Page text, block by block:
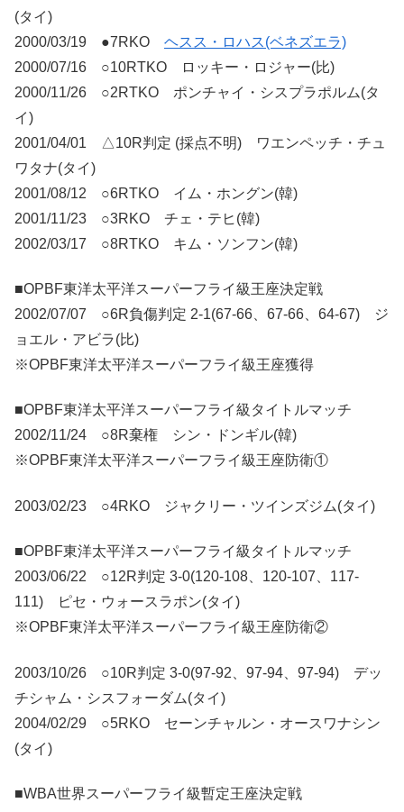
(タイ)
2000/03/19 ●7RKO ヘスス・ロハス(ベネズエラ)
2000/07/16 ○10RTKO ロッキー・ロジャー(比)
2000/11/26 ○2RTKO ポンチャイ・シスプラポルム(タ
イ)
2001/04/01 △10R判定 (採点不明) ワエンペッチ・チュ
ワタナ(タイ)
2001/08/12 ○6RTKO イム・ホングン(韓)
2001/11/23 ○3RKO チェ・テヒ(韓)
2002/03/17 ○8RTKO キム・ソンフン(韓)
■OPBF東洋太平洋スーパーフライ級王座決定戦
2002/07/07 ○6R負傷判定 2-1(67-66、67-66、64-67) ジ
ョエル・アビラ(比)
※OPBF東洋太平洋スーパーフライ級王座獲得
■OPBF東洋太平洋スーパーフライ級タイトルマッチ
2002/11/24 ○8R棄権 シン・ドンギル(韓)
※OPBF東洋太平洋スーパーフライ級王座防衛①
2003/02/23 ○4RKO ジャクリー・ツインズジム(タイ)
■OPBF東洋太平洋スーパーフライ級タイトルマッチ
2003/06/22 ○12R判定 3-0(120-108、120-107、117-
111) ピセ・ウォースラポン(タイ)
※OPBF東洋太平洋スーパーフライ級王座防衛②
2003/10/26 ○10R判定 3-0(97-92、97-94、97-94) デッ
チシャム・シスフォーダム(タイ)
2004/02/29 ○5RKO セーンチャルン・オースワナシン
(タイ)
■WBA世界スーパーフライ級暫定王座決定戦